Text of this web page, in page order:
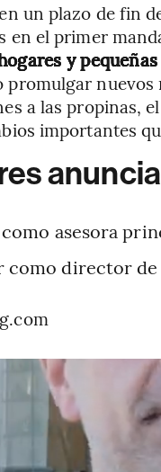
un plazo de fin
en el primer
y
a las propinas,
importantes
asesora
como director